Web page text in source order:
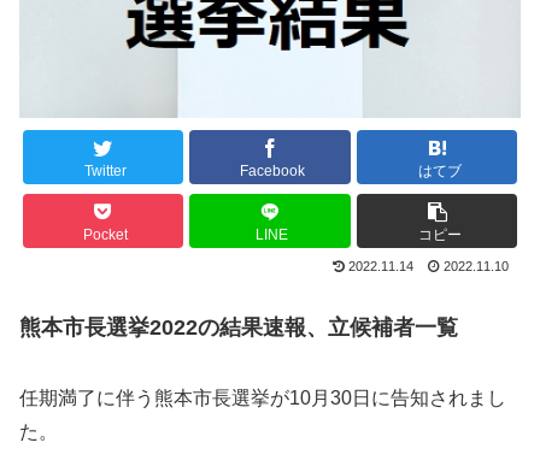
Twitter Facebook はてブ
Pocket LINE コピー
2022.11.14 2022.11.10
熊本市長選挙2022の結果速報、立候補者一覧
任期満了に伴う熊本市長選挙が10月30日に告知されまし
た。